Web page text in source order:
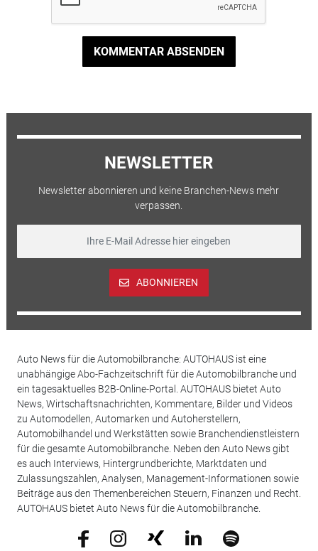
KOMMENTAR ABSENDEN
NEWSLETTER
Newsletter abonnieren und keine Branchen-News mehr
verpassen.
ABONNIEREN
Auto News für die Automobilbranche: AUTOHAUS ist eine
unabhängige Abo-Fachzeitschrift für die Automobilbranche und
ein tagesaktuelles B2B-Online-Portal. AUTOHAUS bietet Auto
News, Wirtschaftsnachrichten, Kommentare, Bilder und Videos
zu Automodellen, Automarken und Autoherstellern,
Automobilhandel und Werkstätten sowie Branchendienstleistern
für die gesamte Automobilbranche. Neben den Auto News gibt
es auch Interviews, Hintergrundberichte, Marktdaten und
Zulassungszahlen, Analysen, Management-Informationen sowie
Beiträge aus den Themenbereichen Steuern, Finanzen und Recht.
AUTOHAUS bietet Auto News für die Automobilbranche.